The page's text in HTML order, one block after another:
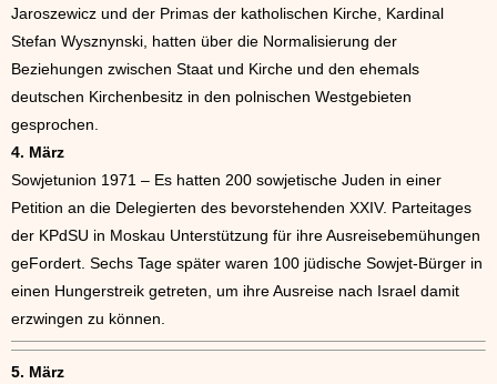
Jaroszewicz und der Primas der katholischen Kirche, Kardinal
Stefan Wysznynski, hatten über die Normalisierung der
Beziehungen zwischen Staat und Kirche und den ehemals
deutschen Kirchenbesitz in den polnischen Westgebieten
gesprochen.
4. März
Sowjetunion 1971 – Es hatten 200 sowjetische Juden in einer
Petition an die Delegierten des bevorstehenden XXIV. Parteitages
der KPdSU in Moskau Unterstützung für ihre Ausreisebemühungen
geFordert. Sechs Tage später waren 100 jüdische Sowjet-Bürger in
einen Hungerstreik getreten, um ihre Ausreise nach Israel damit
erzwingen zu können.
5. März